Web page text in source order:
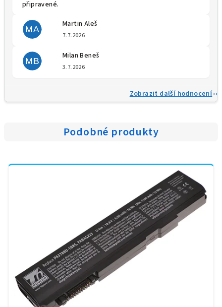
připravené.
MA
Martin Aleš
7.7.2026
MB
Milan Beneš
3.7.2026
Zobrazit další hodnocení
Podobné produkty